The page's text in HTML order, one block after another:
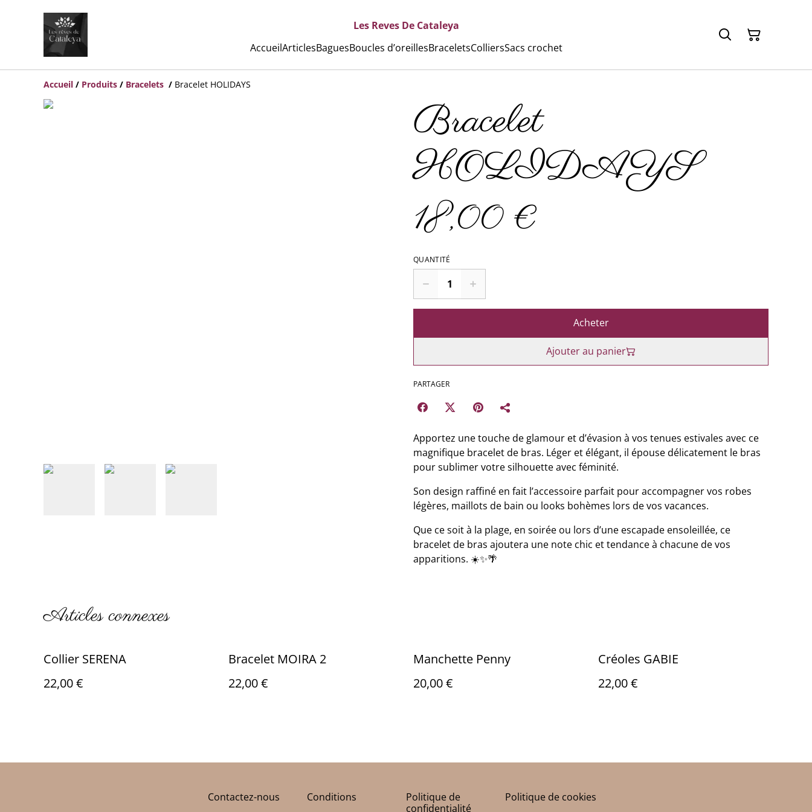
Les Reves De Cataleya
AccueilArticlesBaguesBoucles d’oreillesBraceletsColliersSacs crochet
Accueil / Produits / Bracelets / Bracelet HOLIDAYS
Bracelet
HOLIDAYS
18,00 €
QUANTITÉ
Acheter
Ajouter au panier
PARTAGER
Apportez une touche de glamour et d’évasion à vos tenues estivales avec ce
magnifique bracelet de bras. Léger et élégant, il épouse délicatement le bras
pour sublimer votre silhouette avec féminité.
Son design raffiné en fait l’accessoire parfait pour accompagner vos robes
légères, maillots de bain ou looks bohèmes lors de vos vacances.
Que ce soit à la plage, en soirée ou lors d’une escapade ensoleillée, ce
bracelet de bras ajoutera une note chic et tendance à chacune de vos
apparitions. ☀️✨🌴
Articles connexes
Collier SERENA
22,00 €
Bracelet MOIRA 2
22,00 €
Manchette Penny
20,00 €
Créoles GABIE
22,00 €
Contactez-nous Conditions
Politique de
confidentialité
Politique de cookies